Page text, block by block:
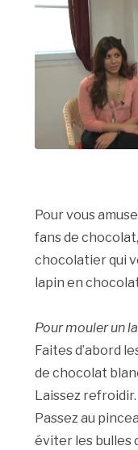
Pour vous
fans de
chocolatier qui
lapin en
Pour mouler un
Faites d’abord
de chocolat
Laissez refroidir.
Passez au
éviter les bulles